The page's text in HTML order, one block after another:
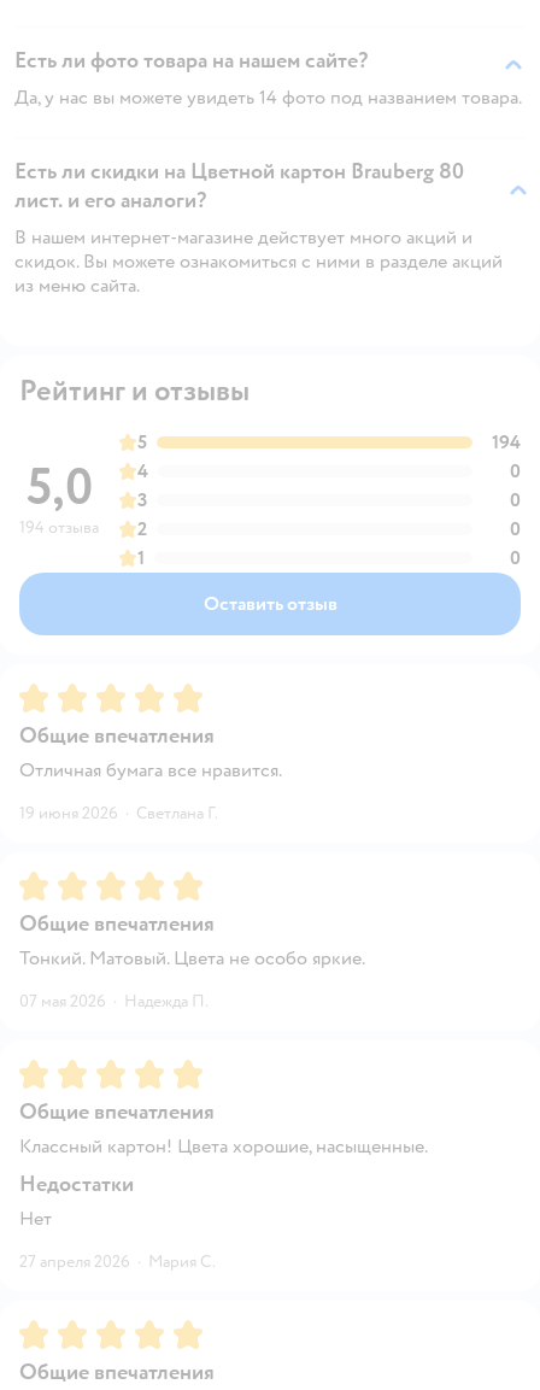
Есть ли фото товара на нашем сайте?
Да, у нас вы можете увидеть 14 фото под названием товара.
Есть ли скидки на Цветной картон Brauberg 80
лист. и его аналоги?
В нашем интернет-магазине действует много акций и
скидок. Вы можете ознакомиться с ними в разделе акций
из меню сайта.
Рейтинг и отзывы
5,0
194 отзыва
5
194
4
0
3
0
2
0
1
0
Оставить отзыв
Рейтинг:5
Общие впечатления
Отличная бумага все нравится.
19 июня 2026 · Светлана Г.
Рейтинг:5
Общие впечатления
Тонкий. Матовый. Цвета не особо яркие.
07 мая 2026 · Надежда П.
Рейтинг:5
Общие впечатления
Классный картон! Цвета хорошие, насыщенные.
Недостатки
Нет
27 апреля 2026 · Мария С.
Рейтинг:5
Общие впечатления